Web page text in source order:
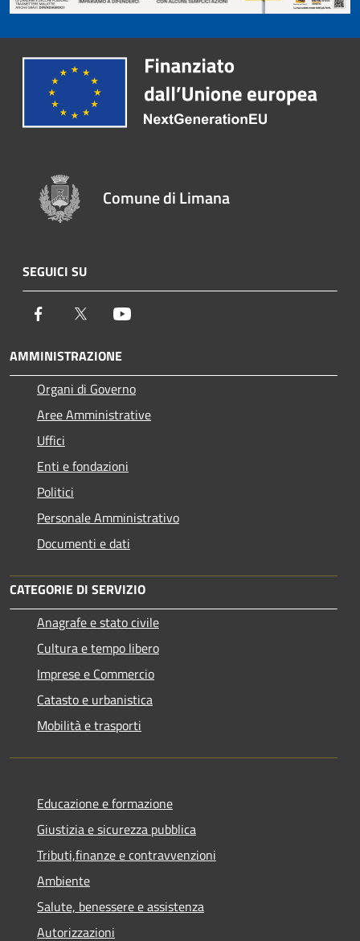
Comune di Limana
SEGUICI SU
Facebook Twitter
AMMINISTRAZIONE
Organi di Governo
Aree Amministrative
Uffici
Enti e fondazioni
Politici
Personale Amministrativo
Documenti e dati
CATEGORIE DI SERVIZIO
Anagrafe e stato civile
Cultura e tempo libero
Imprese e Commercio
Catasto e urbanistica
Mobilità e trasporti
Educazione e formazione
Giustizia e sicurezza pubblica
Tributi,finanze e contravvenzioni
Ambiente
Salute, benessere e assistenza
Autorizzazioni